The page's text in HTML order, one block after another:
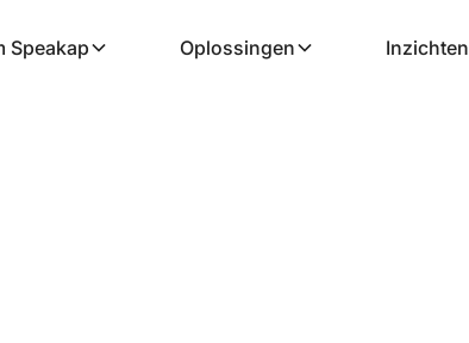
Speakap Oplossingen Inzichten